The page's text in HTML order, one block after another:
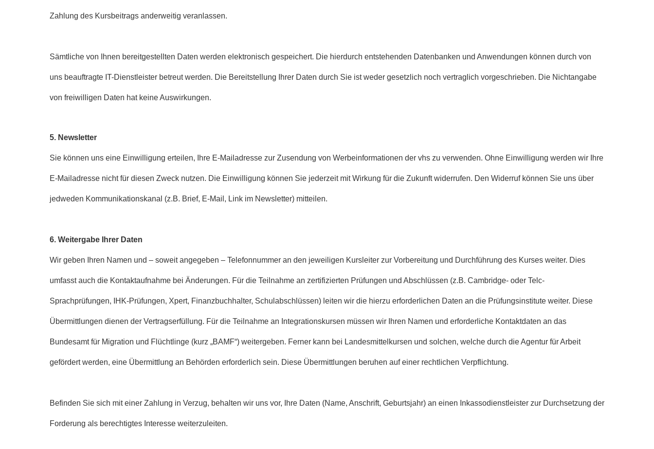
Zahlung des Kursbeitrags anderweitig veranlassen.
Sämtliche von Ihnen bereitgestellten Daten werden elektronisch gespeichert. Die hierdurch entstehenden Datenbanken und Anwendungen können durch von
uns beauftragte IT-Dienstleister betreut werden. Die Bereitstellung Ihrer Daten durch Sie ist weder gesetzlich noch vertraglich vorgeschrieben. Die Nichtangabe
von freiwilligen Daten hat keine Auswirkungen.
5. Newsletter
Sie können uns eine Einwilligung erteilen, Ihre E-Mailadresse zur Zusendung von Werbeinformationen der vhs zu verwenden. Ohne Einwilligung werden wir Ihre
E-Mailadresse nicht für diesen Zweck nutzen. Die Einwilligung können Sie jederzeit mit Wirkung für die Zukunft widerrufen. Den Widerruf können Sie uns über
jedweden Kommunikationskanal (z.B. Brief, E-Mail, Link im Newsletter) mitteilen.
6. Weitergabe Ihrer Daten
Wir geben Ihren Namen und – soweit angegeben – Telefonnummer an den jeweiligen Kursleiter zur Vorbereitung und Durchführung des Kurses weiter. Dies
umfasst auch die Kontaktaufnahme bei Änderungen. Für die Teilnahme an zertifizierten Prüfungen und Abschlüssen (z.B. Cambridge- oder Telc-
Sprachprüfungen, IHK-Prüfungen, Xpert, Finanzbuchhalter, Schulabschlüssen) leiten wir die hierzu erforderlichen Daten an die Prüfungsinstitute weiter. Diese
Übermittlungen dienen der Vertragserfüllung. Für die Teilnahme an Integrationskursen müssen wir Ihren Namen und erforderliche Kontaktdaten an das
Bundesamt für Migration und Flüchtlinge (kurz „BAMF“) weitergeben. Ferner kann bei Landesmittelkursen und solchen, welche durch die Agentur für Arbeit
gefördert werden, eine Übermittlung an Behörden erforderlich sein. Diese Übermittlungen beruhen auf einer rechtlichen Verpflichtung.
Befinden Sie sich mit einer Zahlung in Verzug, behalten wir uns vor, Ihre Daten (Name, Anschrift, Geburtsjahr) an einen Inkassodienstleister zur Durchsetzung der
Forderung als berechtigtes Interesse weiterzuleiten.